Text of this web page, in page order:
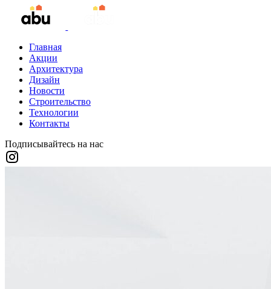
Главная
Акции
Архитектура
Дизайн
Новости
Строительство
Технологии
Контакты
Подписывайтесь на нас